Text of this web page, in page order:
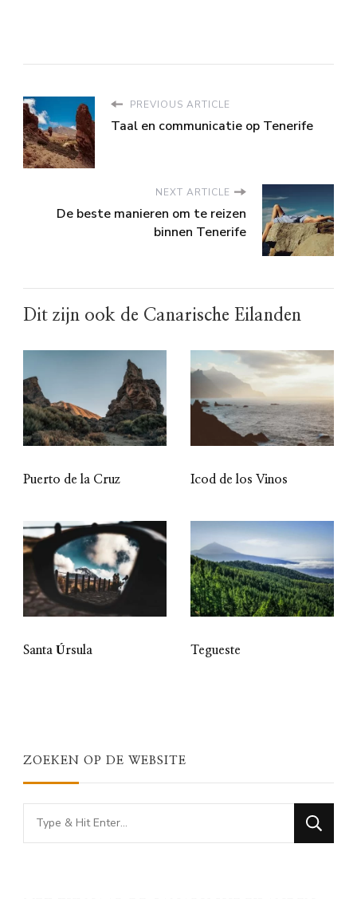
PREVIOUS ARTICLE
Taal en communicatie op Tenerife
NEXT ARTICLE
De beste manieren om te reizen
binnen Tenerife
Dit zijn ook de Canarische Eilanden
Puerto de la Cruz Icod de los Vinos
Santa Úrsula Tegueste
ZOEKEN OP DE WEBSITE
Looking
for